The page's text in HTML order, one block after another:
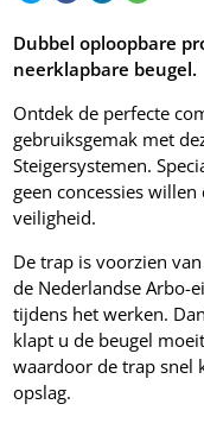
Dubbel oploopbare
neerklapbare beugel.
Ontdek de perfecte
gebruiksgemak met
Steigersystemen.
geen concessies
veiligheid.
De trap is voorzien
de Nederlandse Arbo-
tijdens het werken.
klapt u de beugel
waardoor de trap snel
opslag.